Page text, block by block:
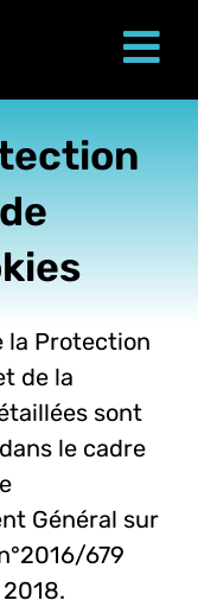
la Protection
de la
sont
le cadre
Général sur
679